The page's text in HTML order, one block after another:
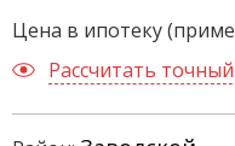
Цена в ипотеку
Рассчитать